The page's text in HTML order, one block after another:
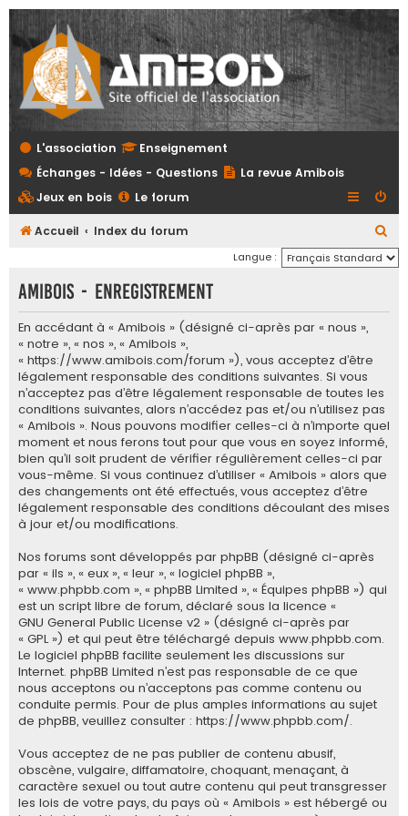
L'association
Enseignement
Échanges - Idées - Questions
La revue Amibois
Jeux en bois
Le forum
Accueil Index du forum
e
Langue :
Amibois - Enregistrement
En accédant à « Amibois » (désigné ci-après par « nous »,
« notre », « nos », « Amibois »,
« https://www.amibois.com/forum »), vous acceptez d’être
légalement responsable des conditions suivantes. Si vous
n’acceptez pas d’être légalement responsable de toutes les
conditions suivantes, alors n’accédez pas et/ou n’utilisez pas
« Amibois ». Nous pouvons modifier celles-ci à n’importe quel
moment et nous ferons tout pour que vous en soyez informé,
bien qu’il soit prudent de vérifier régulièrement celles-ci par
vous-même. Si vous continuez d’utiliser « Amibois » alors que
des changements ont été effectués, vous acceptez d’être
légalement responsable des conditions découlant des mises
à jour et/ou modifications.
Nos forums sont développés par phpBB (désigné ci-après
par « ils », « eux », « leur », « logiciel phpBB »,
« www.phpbb.com », « phpBB Limited », « Équipes phpBB ») qui
est un script libre de forum, déclaré sous la licence «
GNU General Public License v2 » (désigné ci-après par
« GPL ») et qui peut être téléchargé depuis www.phpbb.com.
Le logiciel phpBB facilite seulement les discussions sur
Internet. phpBB Limited n’est pas responsable de ce que
nous acceptons ou n’acceptons pas comme contenu ou
conduite permis. Pour de plus amples informations au sujet
de phpBB, veuillez consulter : https://www.phpbb.com/.
Vous acceptez de ne pas publier de contenu abusif,
obscène, vulgaire, diffamatoire, choquant, menaçant, à
caractère sexuel ou tout autre contenu qui peut transgresser
les lois de votre pays, du pays où « Amibois » est hébergé ou